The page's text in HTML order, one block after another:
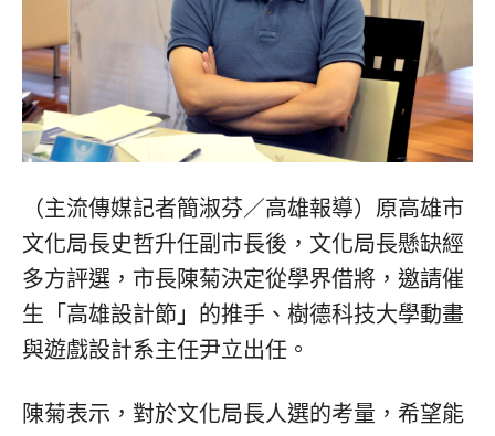
（主流傳媒記者簡淑芬／高雄報導）原高雄市
文化局長史哲升任副市長後，文化局長懸缺經
多方評選，市長陳菊決定從學界借將，邀請催
生「高雄設計節」的推手、樹德科技大學動畫
與遊戲設計系主任尹立出任。
陳菊表示，對於文化局長人選的考量，希望能